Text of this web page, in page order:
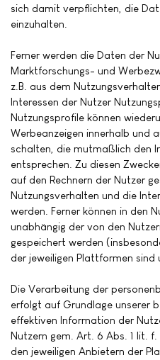
sich damit verpflichten, die
einzuhalten.
Ferner werden die Daten der
Marktforschungs- und
z.B. aus dem
Interessen der Nutzer
Nutzungsprofile können
Werbeanzeigen innerhalb und
schalten, die mutmaßlich den
entsprechen. Zu diesen
auf den Rechnern der Nutzer
Nutzungsverhalten und die
werden. Ferner können in den
unabhängig der von den
gespeichert werden
der jeweiligen Plattformen sind
Die Verarbeitung der
erfolgt auf Grundlage unserer
effektiven Information der
Nutzern gem. Art. 6 Abs. 1 lit.
den jeweiligen Anbietern der